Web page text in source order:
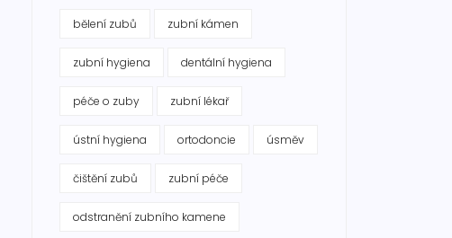
bělení zubů zubní kámen
zubní hygiena dentální hygiena
péče o zuby zubní lékař
ústní hygiena ortodoncie úsměv
čištění zubů zubní péče
odstranění zubního kamene